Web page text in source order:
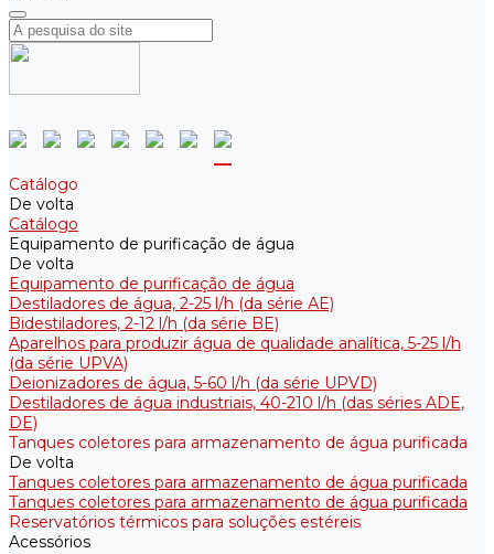
Catálogo
De volta
Catálogo
Equipamento de purificação de água
De volta
Equipamento de purificação de água
Destiladores de água, 2-25 l/h (da série АE)
Bidestiladores, 2-12 l/h (da série BE)
Aparelhos para produzir água de qualidade analítica, 5-25 l/h
(da série UPVA)
Deionizadores de água, 5-60 l/h (da série UPVD)
Destiladores de água industriais, 40-210 l/h (das séries ADE,
DE)
Tanques coletores para armazenamento de água purificada
De volta
Tanques coletores para armazenamento de água purificada
Tanques coletores para armazenamento de água purificada
Reservatórios térmicos para soluções estéreis
Acessórios